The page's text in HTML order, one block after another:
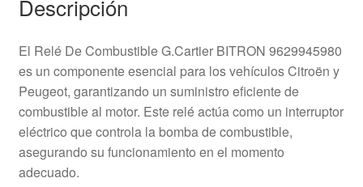
Descripción
El Relé De Combustible G.Cartier BITRON 9629945980
es un componente esencial para los vehículos Citroën y
Peugeot, garantizando un suministro eficiente de
combustible al motor. Este relé actúa como un interruptor
eléctrico que controla la bomba de combustible,
asegurando su funcionamiento en el momento
adecuado.